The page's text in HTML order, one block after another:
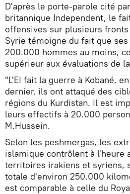
D'après le porte-parole cité
britannique Independent, le
offensives sur plusieurs
Syrie témoigne du fait que
200.000 hommes au moins,
supérieur aux évaluations de
"L'EI fait la guerre à Kobané,
dernier, ils ont attaqué des
régions du Kurdistan. Il est
leurs effectifs à 20.000
M.Hussein.
Selon les peshmergas, les
islamique contrôlent à l'heure
territoires irakiens et syriens,
totale d'environ 250.000
est comparable à celle du